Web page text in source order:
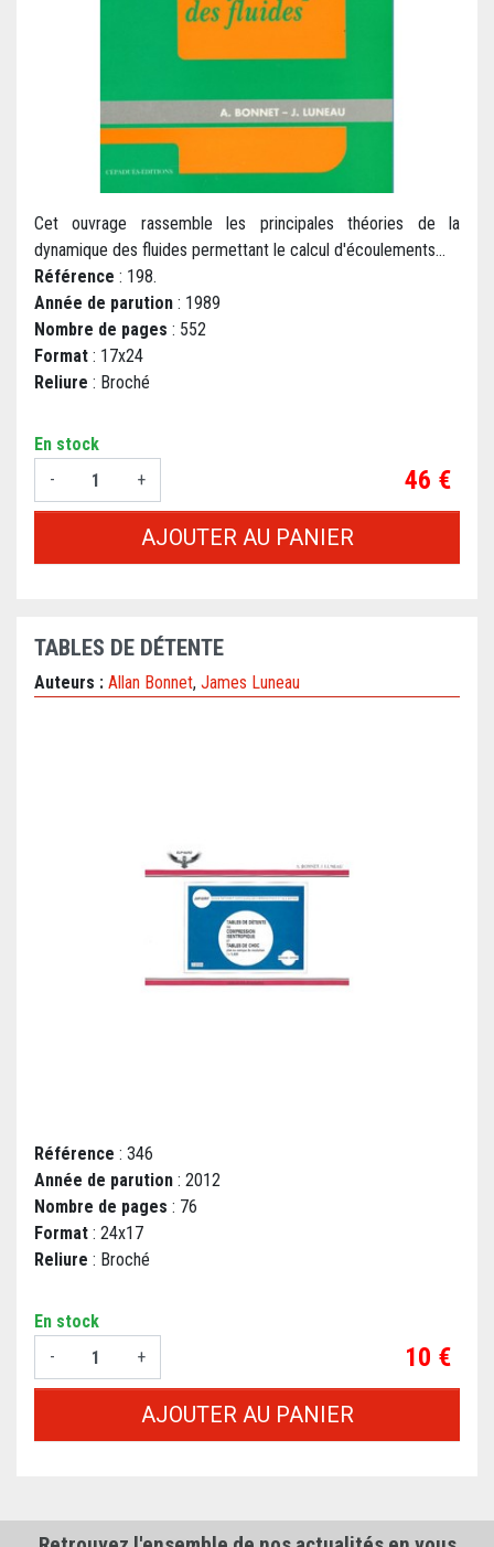
Cet ouvrage rassemble les principales théories de la
dynamique des fluides permettant le calcul d'écoulements...
Référence : 198.
Année de parution : 1989
Nombre de pages : 552
Format : 17x24
Reliure : Broché
En stock
-
+ Prix
46 €
AJOUTER AU PANIER
TABLES DE DÉTENTE
Auteurs : Allan Bonnet, James Luneau
Référence : 346
Année de parution : 2012
Nombre de pages : 76
Format : 24x17
Reliure : Broché
En stock
-
+ Prix
10 €
AJOUTER AU PANIER